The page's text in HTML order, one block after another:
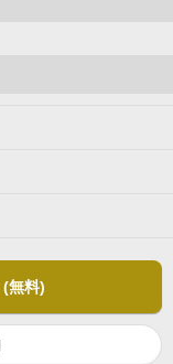
(無料)